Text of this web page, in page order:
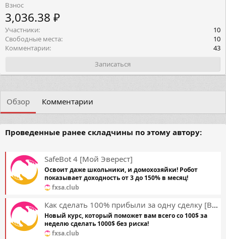
Взнос
3,036.38 ₽
Участники
10
Свободные места
10
Комментарии
43
Записаться
Обзор Комментарии
Проведенные ранее складчины по этому автору:
SafeBot 4 [Мой Эверест]
Освоит даже школьники, и домохозяйки! Робот
показывает доходность от 3 до 150% в месяц!
fxsa.club
Как сделать 100% прибыли за одну сделку [Вася Хомяков] [Мой Эверест]
Новый курс, который поможет вам всего со 100$ за
неделю сделать 1000$ без риска!
fxsa.club